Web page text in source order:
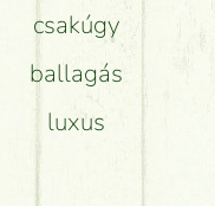
csakúgy
ballagás
luxus